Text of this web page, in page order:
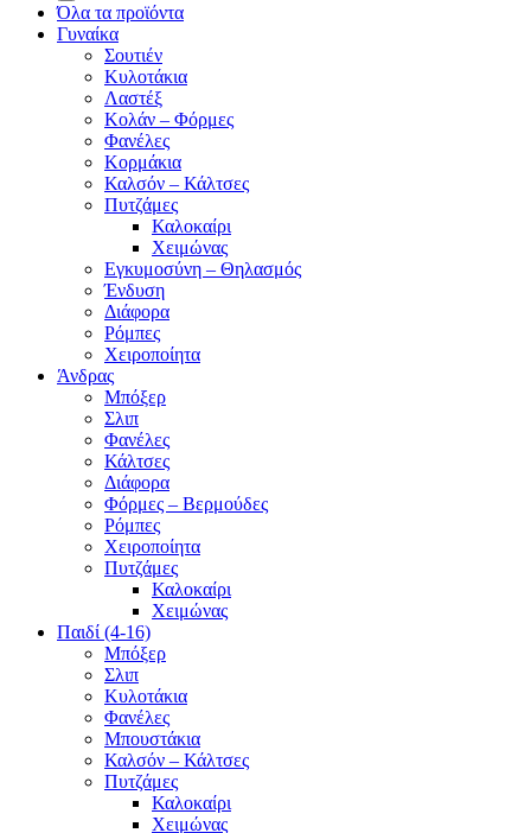
Όλα τα προϊόντα
Γυναίκα
Σουτιέν
Κυλοτάκια
Λαστέξ
Κολάν – Φόρμες
Φανέλες
Κορμάκια
Καλσόν – Κάλτσες
Πυτζάμες
Καλοκαίρι
Χειμώνας
Εγκυμοσύνη – Θηλασμός
Ένδυση
Διάφορα
Ρόμπες
Χειροποίητα
Άνδρας
Μπόξερ
Σλιπ
Φανέλες
Κάλτσες
Διάφορα
Φόρμες – Βερμούδες
Ρόμπες
Χειροποίητα
Πυτζάμες
Καλοκαίρι
Χειμώνας
Παιδί (4-16)
Μπόξερ
Σλιπ
Κυλοτάκια
Φανέλες
Μπουστάκια
Καλσόν – Κάλτσες
Πυτζάμες
Καλοκαίρι
Χειμώνας